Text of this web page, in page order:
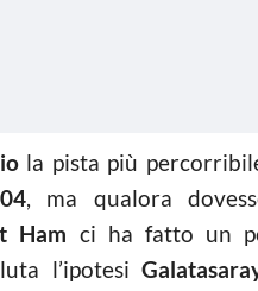
la pista più
, ma qualora
Ham ci ha fatto un
l’ipotesi